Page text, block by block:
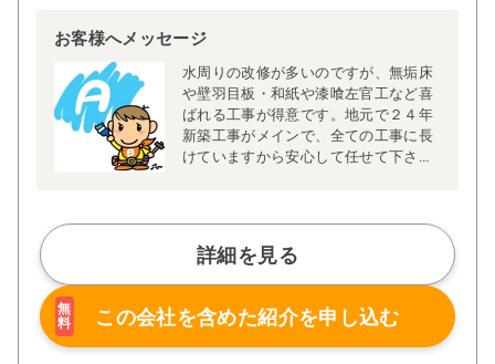
お客様へメッセージ
水周りの改修が多いのですが、無垢床
や壁羽目板・和紙や漆喰左官工など喜
ばれる工事が得意です。地元で２４年
新築工事がメインで、全ての工事に長
けていますから安心して任せて下さ
流儀です。
施工内容で比べたら、どこよりも良く
て財布に優しい費用です。大手リフォ
ーム会社より3～4割は安いでしょう、
是非比べてみて下さい！
詳細を見る
無
料
この会社を含めた紹介を申し込む